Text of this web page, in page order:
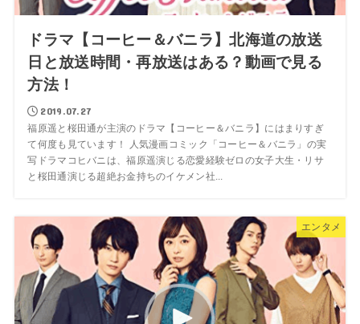
ドラマ【コーヒー＆バニラ】北海道の放送
日と放送時間・再放送はある？動画で見る
方法！
2019.07.27
福原遥と桜田通が主演のドラマ【コーヒー＆バニラ】にはまりすぎ
て何度も見ています！ 人気漫画コミック「コーヒー＆バニラ」の実
写ドラマコヒバニは、福原遥演じる恋愛経験ゼロの女子大生・リサ
と桜田通演じる超絶お金持ちのイケメン社...
エンタメ